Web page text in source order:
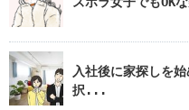
入社後に家探しを
択...